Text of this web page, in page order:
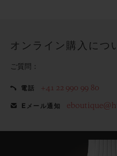
オンライン購入につ
ご質問：
電話 +41 22 990 99 80
Eメール通知